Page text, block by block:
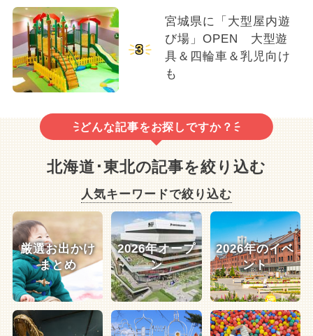
3
宮城県に「大型屋内遊
び場」OPEN 大型遊
具＆四輪車＆乳児向け
も
どんな記事をお探しですか？
北海道･東北の記事を絞り込む
人気キーワードで絞り込む
厳選お出かけ
まとめ
2026年オープ
ン
2026年のイベ
ント